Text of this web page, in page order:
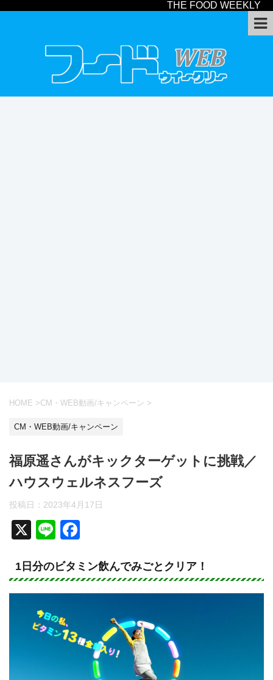
THE FOOD WEEKLY
HOME >CM・WEB動画/キャンペーン >
CM・WEB動画/キャンペーン
福原遥さんがキックターゲットに挑戦／
ハウスウェルネスフーズ
投稿日： 2023年4月17日
X
Li
e
c
e
o
1日分のビタミン飲んでみごとクリア！